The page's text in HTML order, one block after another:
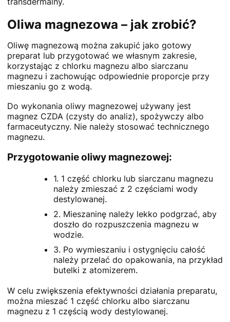
Oliwa magnezowa – jak zrobić?
Oliwę magnezową można zakupić jako gotowy
preparat lub przygotować we własnym zakresie,
korzystając z chlorku magnezu albo siarczanu
magnezu i zachowując odpowiednie proporcje przy
mieszaniu go z wodą.
Do wykonania oliwy magnezowej używany jest
magnez CZDA (czysty do analiz), spożywczy albo
farmaceutyczny. Nie należy stosować technicznego
magnezu.
Przygotowanie oliwy magnezowej:
1. 1 część chlorku lub siarczanu magnezu
należy zmieszać z 2 częściami wody
destylowanej.
2. Mieszaninę należy lekko podgrzać, aby
doszło do rozpuszczenia magnezu w
wodzie.
3. Po wymieszaniu i ostygnięciu całość
należy przelać do opakowania, na przykład
butelki z atomizerem.
W celu zwiększenia efektywności działania preparatu,
można mieszać 1 część chlorku albo siarczanu
magnezu z 1 częścią wody destylowanej.